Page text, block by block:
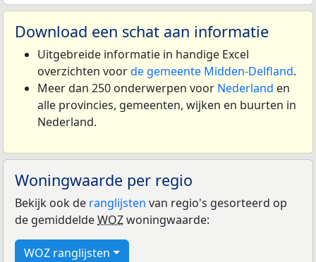
Download een schat aan informatie
Uitgebreide informatie in handige Excel
overzichten voorde gemeente Midden-Delfland.
Meer dan 250 onderwerpen voor Nederland en
alle provincies, gemeenten, wijken en buurten in
Nederland.
Woningwaarde per regio
Bekijk ook de ranglijsten van regio's gesorteerd op
de gemiddeldeWOZwoningwaarde:
WOZ ranglijsten